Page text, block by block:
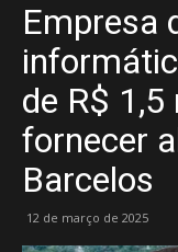
Empresa
de R$
fornecer
Barcelos
12 de março de 2025